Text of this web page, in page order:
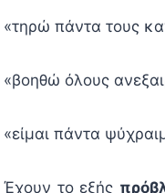
«τηρώ πάντα τους
«βοηθώ όλους
«είμαι πάντα
Έχουν το εξής